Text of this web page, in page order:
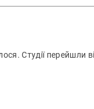
Студії перейшли